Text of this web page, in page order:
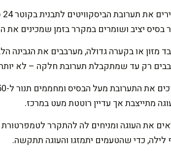
בסיס יציב ושומרים במקרר בזמן שמכינים את
מזון או בקערה גדולה, מערבבים את הגבינה
רק עד שמתקבלת תערובת חלקה – לא
מתייצבת אך עדיין רוטטת מעט במרכז.
לילה, כדי שהטעמים יתמזגו והעוגה תתקשה.